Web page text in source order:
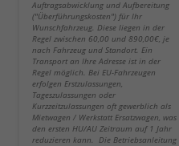
Auftragsabwicklung und Aufbereitung
("Überführungskosten") für Ihr
Wunschfahrzeug. Diese liegen in der
Regel zwischen 60,00 und 890,00€, je
nach Fahrzeug und Standort. Ein
Transport an Ihre Adresse ist in der
Regel möglich. Bei EU-Fahrzeugen
erfolgen Erstzulassungen,
Tageszulassungen oder
Kurzzeitzulassungen oft gewerblich als
Mietwagen / Werkstatt Ersatzwagen, was
den ersten HU/AU Zeitraum auf 1 Jahr
reduzieren kann. Die Betriebsanleitung